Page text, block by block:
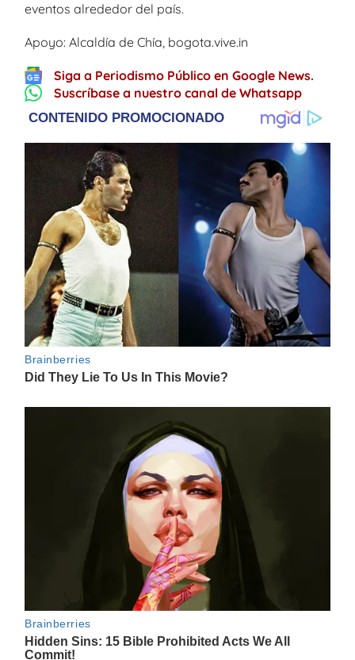
eventos alrededor del país.
Apoyo: Alcaldía de Chía, bogota.vive.in
Siga a Periodismo Público en Google News.
Suscríbase a nuestro canal de Whatsapp